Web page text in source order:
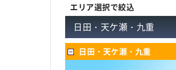
エリア選択で絞込
日田・天ケ瀬・九重
日田・天ケ瀬・九重